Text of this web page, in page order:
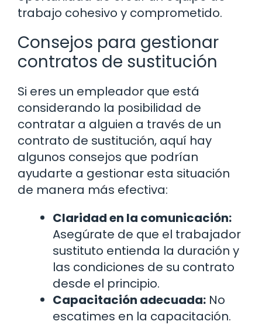
trabajo cohesivo y comprometido.
Consejos para gestionar
contratos de sustitución
Si eres un empleador que está
considerando la posibilidad de
contratar a alguien a través de un
contrato de sustitución, aquí hay
algunos consejos que podrían
ayudarte a gestionar esta situación
de manera más efectiva:
Claridad en la comunicación:
Asegúrate de que el trabajador
sustituto entienda la duración y
las condiciones de su contrato
desde el principio.
Capacitación adecuada: No
escatimes en la capacitación.